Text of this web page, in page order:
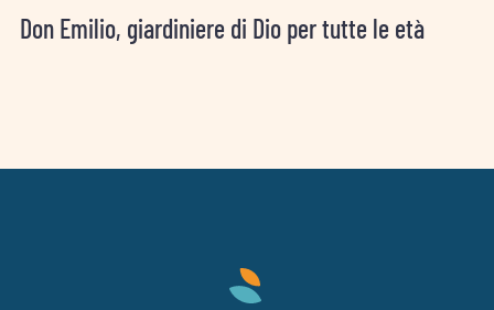
Don Emilio, giardiniere di Dio per tutte le età